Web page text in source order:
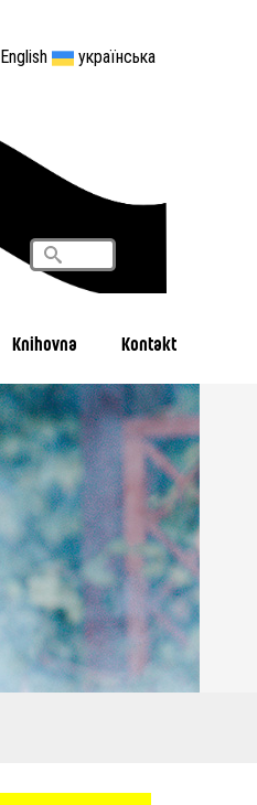
English українська
Vyhledávání
Search
Knihovna Kontakt